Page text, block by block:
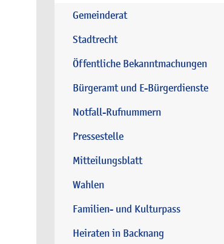
Gemeinderat
Stadtrecht
Öffentliche Bekanntmachungen
Bürgeramt und E-Bürgerdienste
Notfall-Rufnummern
Pressestelle
Mitteilungsblatt
Wahlen
Familien- und Kulturpass
Heiraten in Backnang